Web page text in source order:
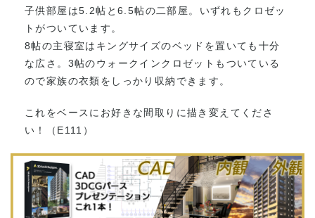
子供部屋は5.2帖と6.5帖の二部屋。いずれもクロゼッ
トがついています。
8帖の主寝室はキングサイズのベッドを置いても十分
な広さ。3帖のウォークインクロゼットもついている
ので家族の衣類をしっかり収納できます。
これをベースにお好きな間取りに描き変えてくださ
い！（E111）